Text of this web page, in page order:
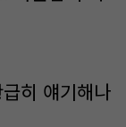
히 얘기해나